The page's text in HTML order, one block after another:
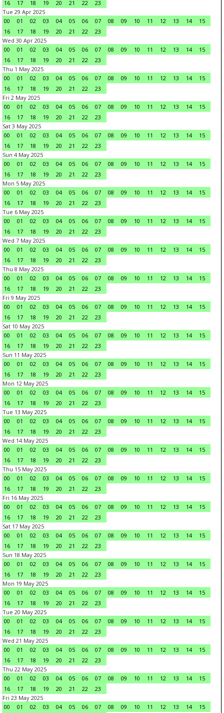
16 17 18 19 20 21 22
23
Tue 29 Apr 2025
00
01 02 03 04 05 06 07 08 09 10 11 12 13 14
15
16
17 18 19 20 21 22
23
Wed 30 Apr 2025
00
01 02 03 04 05 06 07 08 09 10 11 12 13 14
15
16
17 18 19 20 21 22
23
Thu 1 May 2025
00
01 02 03 04 05 06 07 08 09 10 11 12 13 14
15
16
17 18 19 20 21 22
23
Fri 2 May 2025
00
01 02 03 04 05 06 07 08 09 10 11 12 13 14
15
16
17 18 19 20 21 22
23
Sat 3 May 2025
00
01 02 03 04 05 06 07 08 09 10 11 12 13 14
15
16
17 18 19 20 21 22
23
Sun 4 May 2025
00
01 02 03 04 05 06 07 08 09 10 11 12 13 14
15
16
17 18 19 20 21 22
23
Mon 5 May 2025
00
01 02 03 04 05 06 07 08 09 10 11 12 13 14
15
16
17 18 19 20 21 22
23
Tue 6 May 2025
00
01 02 03 04 05 06 07 08 09 10 11 12 13 14
15
16
17 18 19 20 21 22
23
Wed 7 May 2025
00
01 02 03 04 05 06 07 08 09 10 11 12 13 14
15
16
17 18 19 20 21 22
23
Thu 8 May 2025
00
01 02 03 04 05 06 07 08 09 10 11 12 13 14
15
16
17 18 19 20 21 22
23
Fri 9 May 2025
00
01 02 03 04 05 06 07 08 09 10 11 12 13 14
15
16
17 18 19 20 21 22
23
Sat 10 May 2025
00
01 02 03 04 05 06 07 08 09 10 11 12 13 14
15
16
17 18 19 20 21 22
23
Sun 11 May 2025
00
01 02 03 04 05 06 07 08 09 10 11 12 13 14
15
16
17 18 19 20 21 22
23
Mon 12 May 2025
00
01 02 03 04 05 06 07 08 09 10 11 12 13 14
15
16
17 18 19 20 21 22
23
Tue 13 May 2025
00
01 02 03 04 05 06 07 08 09 10 11 12 13 14
15
16
17 18 19 20 21 22
23
Wed 14 May 2025
00
01 02 03 04 05 06 07 08 09 10 11 12 13 14
15
16
17 18 19 20 21 22
23
Thu 15 May 2025
00
01 02 03 04 05 06 07 08 09 10 11 12 13 14
15
16
17 18 19 20 21 22
23
Fri 16 May 2025
00
01 02 03 04 05 06 07 08 09 10 11 12 13 14
15
16
17 18 19 20 21 22
23
Sat 17 May 2025
00
01 02 03 04 05 06 07 08 09 10 11 12 13 14
15
16
17 18 19 20 21 22
23
Sun 18 May 2025
00
01 02 03 04 05 06 07 08 09 10 11 12 13 14
15
16
17 18 19 20 21 22
23
Mon 19 May 2025
00
01 02 03 04 05 06 07 08 09 10 11 12 13 14
15
16
17 18 19 20 21 22
23
Tue 20 May 2025
00
01 02 03 04 05 06 07 08 09 10 11 12 13 14
15
16
17 18 19 20 21 22
23
Wed 21 May 2025
00
01 02 03 04 05 06 07 08 09 10 11 12 13 14
15
16
17 18 19 20 21 22
23
Thu 22 May 2025
00
01 02 03 04 05 06 07 08 09 10 11 12 13 14
15
16
17 18 19 20 21 22
23
Fri 23 May 2025
00
01 02 03 04 05 06 07 08 09 10 11 12 13 14
15